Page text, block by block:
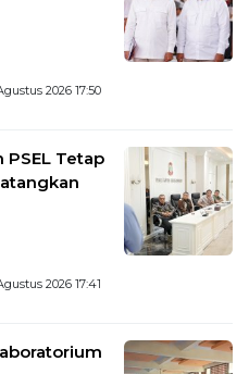
2026 17:50
PSEL Tetap
2026 17:41